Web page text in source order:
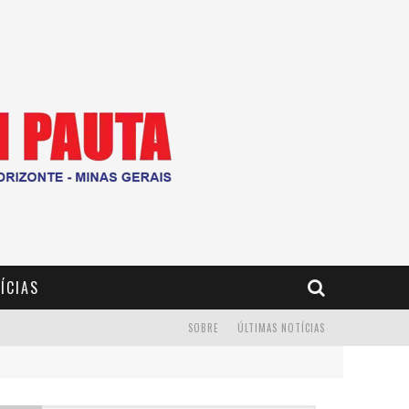
ÚLTIMAS NOTÍCIAS
SOBRE